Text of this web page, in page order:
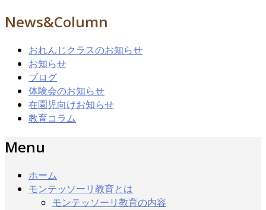
News&Column
おれんじクラスのお知らせ
お知らせ
ブログ
体験会のお知らせ
在園児向けお知らせ
教育コラム
Menu
ホーム
モンテッソーリ教育とは
モンテッソーリ教育の内容